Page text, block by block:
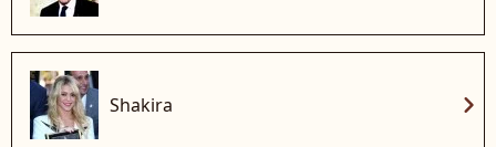
Shakira chevron_right